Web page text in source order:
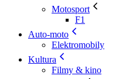
Motosport
F1
Auto-moto
Elektromobily
Kultura
Filmy & kino